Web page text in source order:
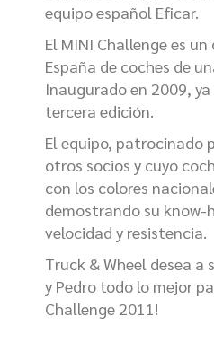
equipo español Eficar.
El MINI Challenge es
España de coches de
Inaugurado en 2009,
tercera edición.
El equipo, patrocinado
otros socios y cuyo
con los colores
demostrando su know-
velocidad y resistencia.
Truck & Wheel desea a
y Pedro todo lo mejor
Challenge 2011!